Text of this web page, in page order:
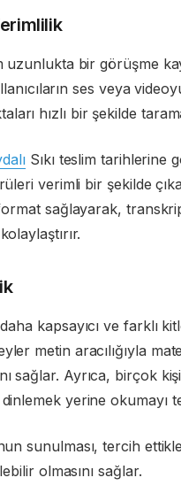
bir görüşme
ses veya
hızlı bir şekilde
Sıkı teslim tarihlerine
verimli bir şekilde
sağlayarak,
kapsayıcı ve farklı
metin aracılığıyla
sağlar. Ayrıca, birçok
yerine okumayı
sunulması, tercih
olmasını sağlar.